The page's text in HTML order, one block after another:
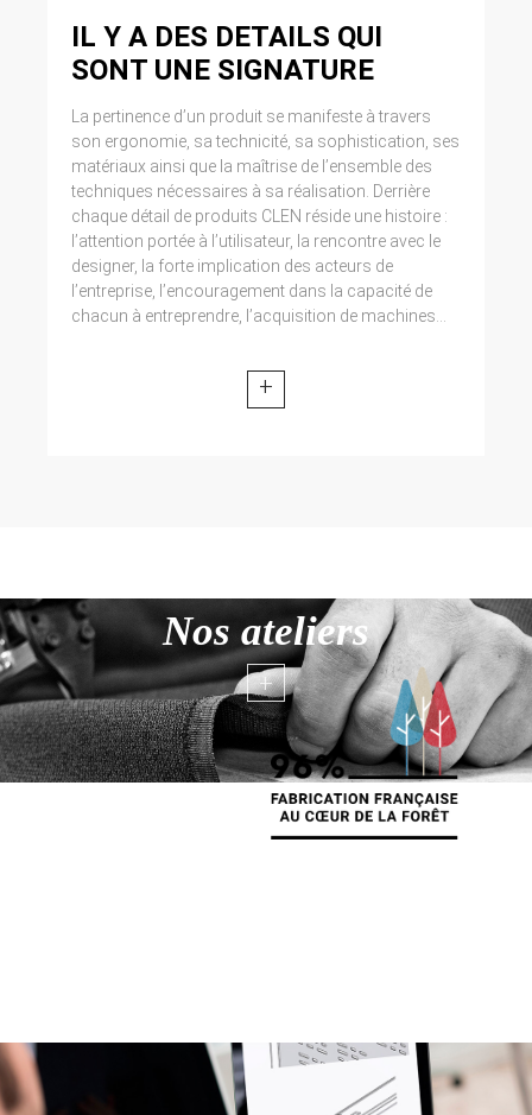
IL Y A DES DETAILS QUI
SONT UNE SIGNATURE
La pertinence d’un produit se manifeste à travers
son ergonomie, sa technicité, sa sophistication, ses
matériaux ainsi que la maîtrise de l’ensemble des
techniques nécessaires à sa réalisation. Derrière
chaque détail de produits CLEN réside une histoire :
l’attention portée à l’utilisateur, la rencontre avec le
designer, la forte implication des acteurs de
l’entreprise, l’encouragement dans la capacité de
chacun à entreprendre, l’acquisition de machines...
+
Nos ateliers
+